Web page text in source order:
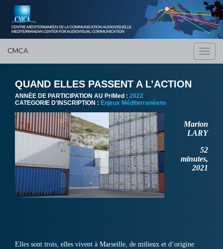
CMCA
QUAND ELLES PASSENT A L’ACTION
ANNÈE DE PARTICIPATION AU PriMed : 2022
CATEGORIE D'INSCRIPTION : Enjeux Méditerranéens
Marion
LARY
52
minutes,
2021
Elles sont trois, elles vivent à Marseille, de milieux et d’origine